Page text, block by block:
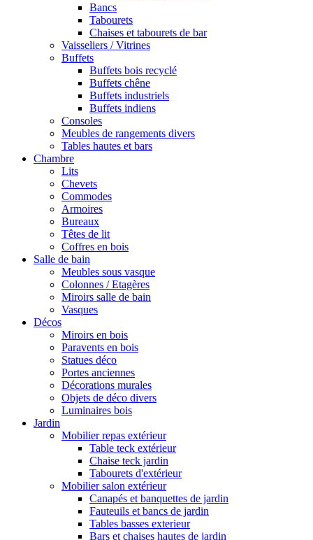
Bancs
Tabourets
Chaises et tabourets de bar
Vaisseliers / Vitrines
Buffets
Buffets bois recyclé
Buffets chêne
Buffets industriels
Buffets indiens
Consoles
Meubles de rangements divers
Tables hautes et bars
Chambre
Lits
Chevets
Commodes
Armoires
Bureaux
Têtes de lit
Coffres en bois
Salle de bain
Meubles sous vasque
Colonnes / Etagères
Miroirs salle de bain
Vasques
Décos
Miroirs en bois
Paravents en bois
Statues déco
Portes anciennes
Décorations murales
Objets de déco divers
Luminaires bois
Jardin
Mobilier repas extérieur
Table teck extérieur
Chaise teck jardin
Tabourets d'extérieur
Mobilier salon extérieur
Canapés et banquettes de jardin
Fauteuils et bancs de jardin
Tables basses exterieur
Bars et chaises hautes de jardin